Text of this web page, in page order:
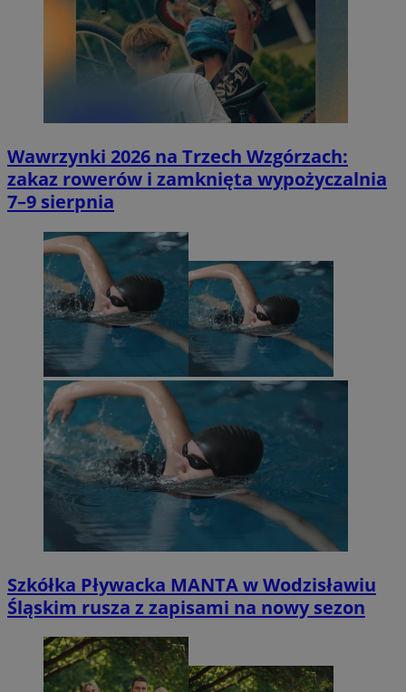
Wawrzynki 2026 na Trzech Wzgórzach:
zakaz rowerów i zamknięta wypożyczalnia
7–9 sierpnia
Szkółka Pływacka MANTA w Wodzisławiu
Śląskim rusza z zapisami na nowy sezon